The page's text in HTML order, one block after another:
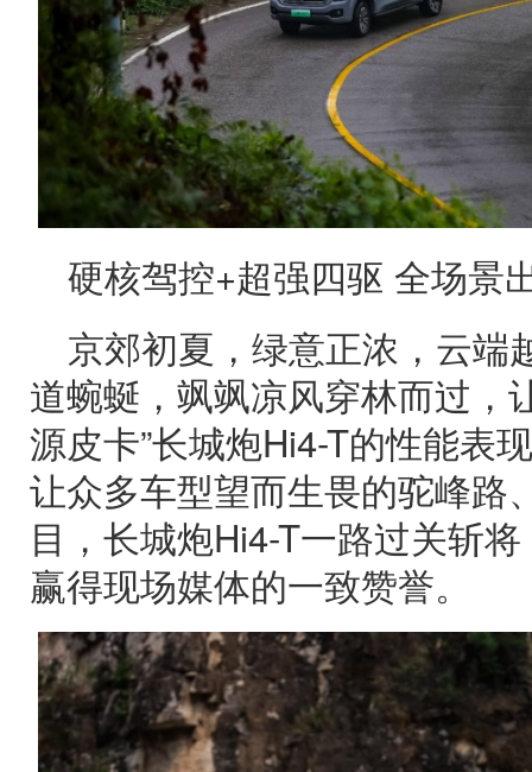
硬核驾控+超强四驱 全场景
京郊初夏，绿意正浓，云端
道蜿蜒，飒飒凉风穿林而过，
源皮卡”长城炮Hi4-T的性能表
让众多车型望而生畏的驼峰路
目，长城炮Hi4-T一路过关斩
赢得现场媒体的一致赞誉。